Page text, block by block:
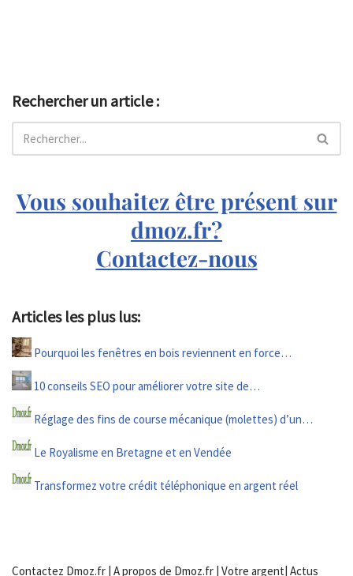
Rechercher un article :
Vous souhaitez être présent sur
dmoz.fr?
Contactez-nous
Articles les plus lus:
Pourquoi les fenêtres en bois reviennent en force…
10 conseils SEO pour améliorer votre site de…
Réglage des fins de course mécanique (molettes) d’un…
Le Royalisme en Bretagne et en Vendée
Transformez votre crédit téléphonique en argent réel
Contactez Dmoz.fr | A propos de Dmoz.fr | Votre argent| Actus